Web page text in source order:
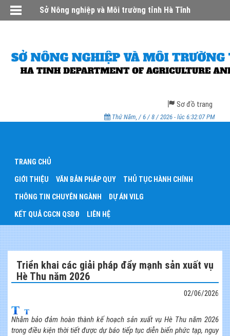
Sở Nông nghiệp và Môi trường tỉnh Hà Tĩnh
Sơ đồ trang
Thứ Năm, / 6 / 8 / 2026 - lúc 6:32:07 PM
TRANG CHỦ
GIỚI THIỆU VĂN BẢN PHÁP QUY THỦ TỤC HÀNH CHÍNH
THÔNG TIN CHUYÊN NGÀNH DỰ ÁN VILG
KẾT QUẢ CGCN QSDĐ LIÊN HỆ
Triển khai các giải pháp đẩy mạnh sản xuất vụ
Hè Thu năm 2026
02/06/2026
Nhằm bảo đảm hoàn thành kế hoạch sản xuất vụ Hè Thu năm 2026
trong điều kiện thời tiết được dự báo tiếp tục diễn biến phức tạp, nguy